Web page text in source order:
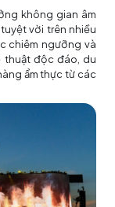
không gian âm
vời trên nhiều
chiêm ngưỡng và
thuật độc đáo, du
ẩm thực từ các